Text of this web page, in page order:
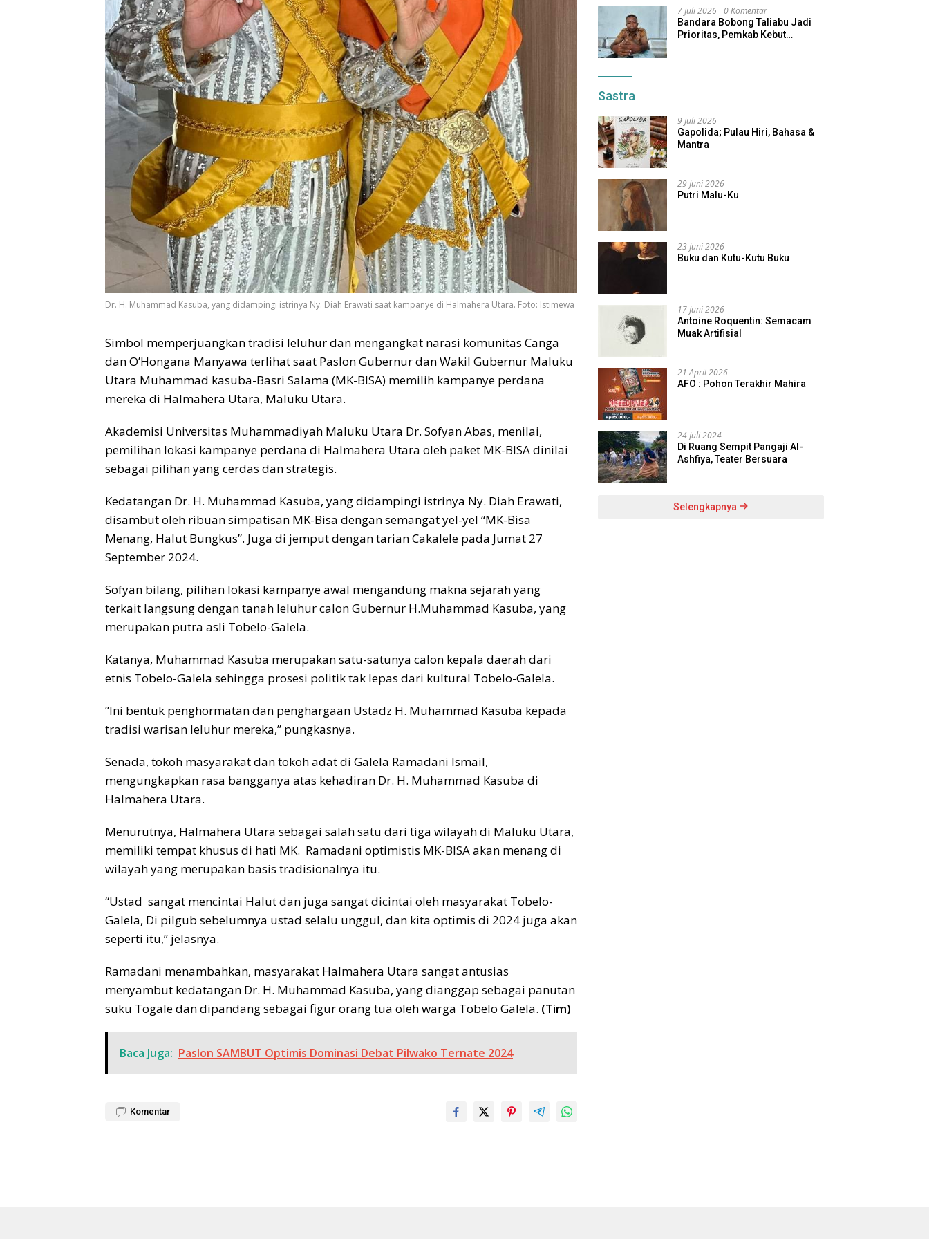
Dr. H. Muhammad Kasuba, yang didampingi istrinya Ny. Diah Erawati saat kampanye di Halmahera Utara. Foto: Istimewa
Simbol memperjuangkan tradisi leluhur dan mengangkat narasi komunitas Canga
dan O’Hongana Manyawa terlihat saat Paslon Gubernur dan Wakil Gubernur Maluku
Utara Muhammad kasuba-Basri Salama (MK-BISA) memilih kampanye perdana
mereka di Halmahera Utara, Maluku Utara.
Akademisi Universitas Muhammadiyah Maluku Utara Dr. Sofyan Abas, menilai,
pemilihan lokasi kampanye perdana di Halmahera Utara oleh paket MK-BISA dinilai
sebagai pilihan yang cerdas dan strategis.
Kedatangan Dr. H. Muhammad Kasuba, yang didampingi istrinya Ny. Diah Erawati,
disambut oleh ribuan simpatisan MK-Bisa dengan semangat yel-yel “MK-Bisa
Menang, Halut Bungkus”. Juga di jemput dengan tarian Cakalele pada Jumat 27
September 2024.
Sofyan bilang, pilihan lokasi kampanye awal mengandung makna sejarah yang
terkait langsung dengan tanah leluhur calon Gubernur H.Muhammad Kasuba, yang
merupakan putra asli Tobelo-Galela.
Katanya, Muhammad Kasuba merupakan satu-satunya calon kepala daerah dari
etnis Tobelo-Galela sehingga prosesi politik tak lepas dari kultural Tobelo-Galela.
”Ini bentuk penghormatan dan penghargaan Ustadz H. Muhammad Kasuba kepada
tradisi warisan leluhur mereka,” pungkasnya.
Senada, tokoh masyarakat dan tokoh adat di Galela Ramadani Ismail,
mengungkapkan rasa bangganya atas kehadiran Dr. H. Muhammad Kasuba di
Halmahera Utara.
Menurutnya, Halmahera Utara sebagai salah satu dari tiga wilayah di Maluku Utara,
memiliki tempat khusus di hati MK. Ramadani optimistis MK-BISA akan menang di
wilayah yang merupakan basis tradisionalnya itu.
“Ustad sangat mencintai Halut dan juga sangat dicintai oleh masyarakat Tobelo-
Galela, Di pilgub sebelumnya ustad selalu unggul, dan kita optimis di 2024 juga akan
seperti itu,” jelasnya.
Ramadani menambahkan, masyarakat Halmahera Utara sangat antusias
menyambut kedatangan Dr. H. Muhammad Kasuba, yang dianggap sebagai panutan
suku Togale dan dipandang sebagai figur orang tua oleh warga Tobelo Galela. (Tim)
Baca Juga: Paslon SAMBUT Optimis Dominasi Debat Pilwako Ternate 2024
Komentar
7 Juli 2026 0 Komentar
Bandara Bobong Taliabu Jadi
Prioritas, Pemkab Kebut
Sastra
9 Juli 2026
Gapolida; Pulau Hiri, Bahasa &
Mantra
29 Juni 2026
Putri Malu-Ku
23 Juni 2026
Buku dan Kutu-Kutu Buku
17 Juni 2026
Antoine Roquentin: Semacam
Muak Artifisial
21 April 2026
AFO : Pohon Terakhir Mahira
24 Juli 2024
Di Ruang Sempit Pangaji Al-
Ashfiya, Teater Bersuara
Selengkapnya